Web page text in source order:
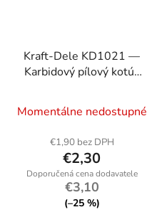
Kraft-Dele KD1021 —
Karbidový pílový kotúč
Momentálne nedostupné
€1,90 bez DPH
€2,30
€3,10
(–25 %)